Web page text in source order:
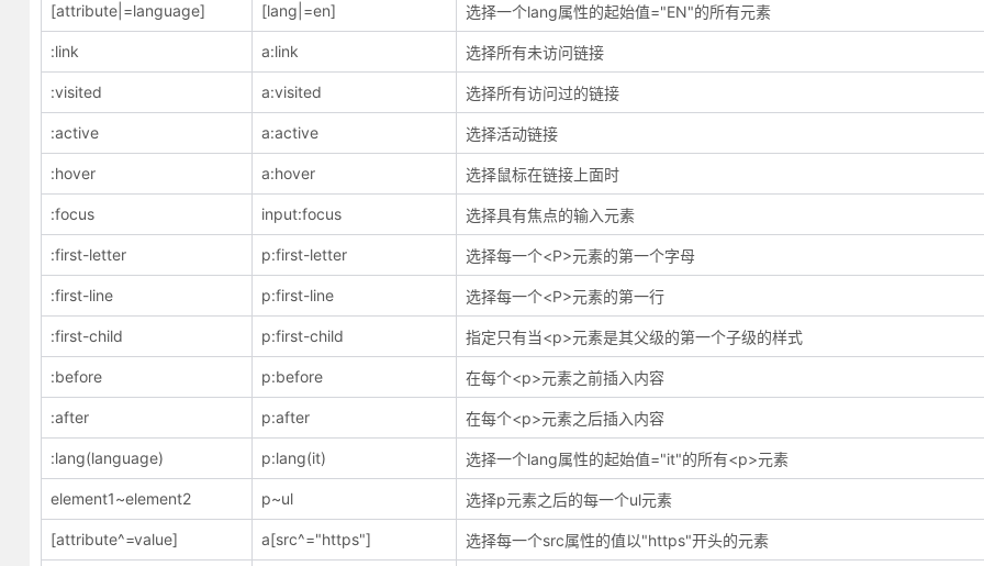
[attribute|=language] [lang|=en] 选择一个lang属性的起始值="EN"的所有元素
:link a:link 选择所有未访问链接
:visited a:visited 选择所有访问过的链接
:active a:active 选择活动链接
:hover a:hover 选择鼠标在链接上面时
:focus input:focus 选择具有焦点的输入元素
:first-letter p:first-letter 选择每一个<P>元素的第一个字母
:first-line p:first-line 选择每一个<P>元素的第一行
:first-child p:first-child 指定只有当<p>元素是其父级的第一个子级的样式
:before p:before 在每个<p>元素之前插入内容
:after p:after 在每个<p>元素之后插入内容
:lang(language) p:lang(it) 选择一个lang属性的起始值="it"的所有<p>元素
element1~element2 p~ul 选择p元素之后的每一个ul元素
[attribute^=value] a[src^="https"] 选择每一个src属性的值以"https"开头的元素